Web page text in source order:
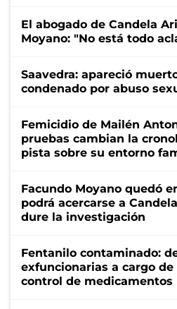
El abogado de Candela
Moyano: "No está todo
Saavedra: apareció
condenado por abuso
Femicidio de Mailén
pruebas cambian la
pista sobre su entorno
Facundo Moyano quedó
podrá acercarse a
dure la investigación
Fentanilo contaminado:
exfuncionarias a cargo
control de medicamentos